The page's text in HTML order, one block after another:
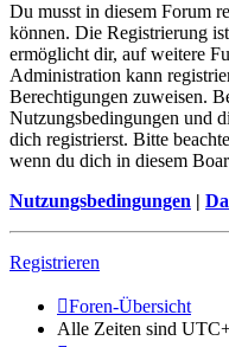
Du musst in diesem Forum
können. Die Registrierung
ermöglicht dir, auf weitere
Administration kann
Berechtigungen zuweisen.
Nutzungsbedingungen und
dich registrierst. Bitte
wenn du dich in diesem
Nutzungsbedingungen |
Registrieren
Foren-Übersicht
Alle Zeiten sind